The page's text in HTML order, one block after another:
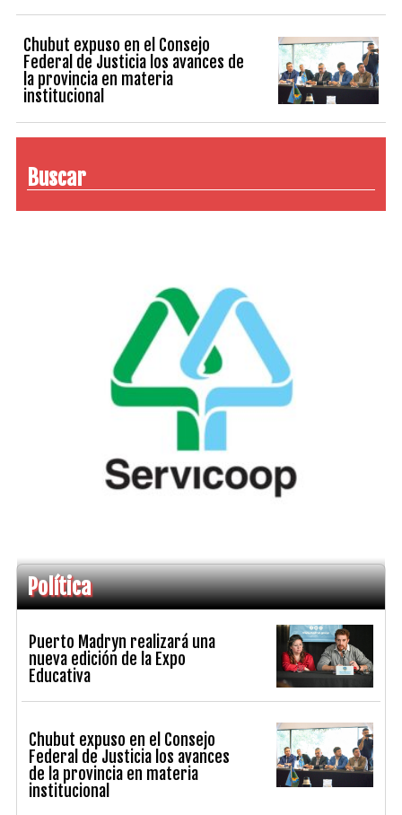
Chubut expuso en el Consejo
Federal de Justicia los avances de
la provincia en materia
institucional
Buscar
Política
Puerto Madryn realizará una
nueva edición de la Expo
Educativa
Chubut expuso en el Consejo
Federal de Justicia los avances
de la provincia en materia
institucional